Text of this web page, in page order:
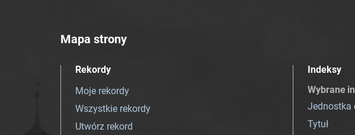
Mapa strony
Rekordy
Moje rekordy
Wszystkie rekordy
Utwórz rekord
Indeksy
Wybrane
Jednostka
Tytuł